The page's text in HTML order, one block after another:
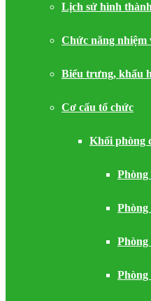
Lịch sử hình thành
Chức năng nhiệm
Biểu trưng, khẩu
Cơ cấu tổ chức
Khối phòng
Phòng
Phòng